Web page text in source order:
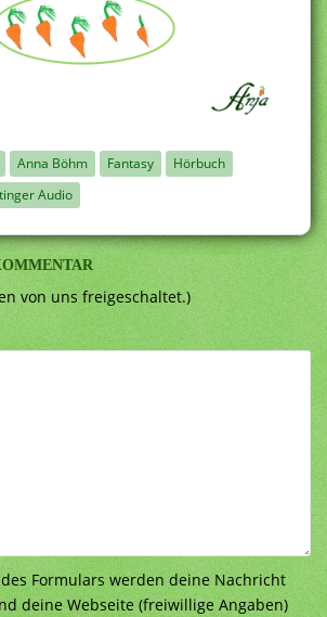
Anna Böhm Fantasy
Hörbuch
Audio
von uns freigeschaltet.)
Formulars werden deine Nachricht
deine Webseite (freiwillige Angaben)